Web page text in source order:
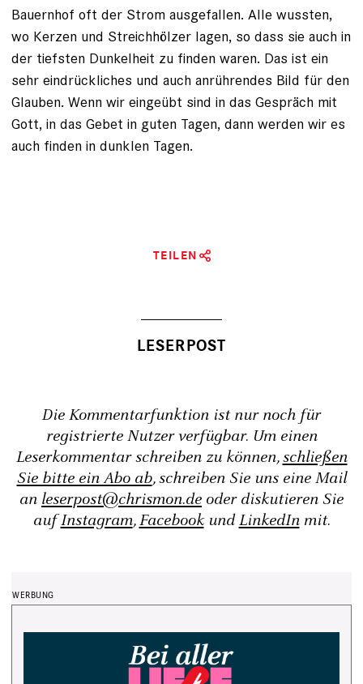
Bauernhof oft der Strom ausgefallen. Alle wussten,
wo ­Kerzen und Streichhölzer lagen, so dass sie auch in
der tiefsten Dunkelheit zu ­finden waren. Das ist ein
sehr eindrückliches und auch anrührendes Bild für den
Glauben. Wenn wir eingeübt sind in das Gespräch mit
Gott, in das Gebet in guten Tagen, dann werden wir es
auch finden in dunklen Tagen.
TEILEN
Die Kommentarfunktion ist nur noch für
registrierte Nutzer verfügbar. Um einen
Leserkommentar schreiben zu können,schließen
Sie bitte ein Abo ab, schreiben Sie uns eine Mail
an leserpost@chrismon.de oder diskutieren Sie
aufInstagram,FacebookundLinkedInmit.